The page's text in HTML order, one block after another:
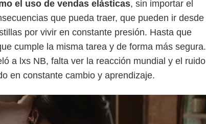
el uso de vendas elásticas, sin importar el
que pueda traer, que pueden ir desde
por vivir en constante presión. Hasta que
cumple la misma tarea y de forma más segura.
a lxs NB, falta ver la reacción mundial y el ruido
en constante cambio y aprendizaje.